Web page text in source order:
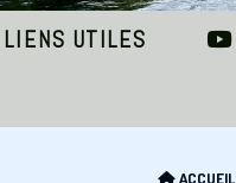
LIENS UTILES
ACCUEIL